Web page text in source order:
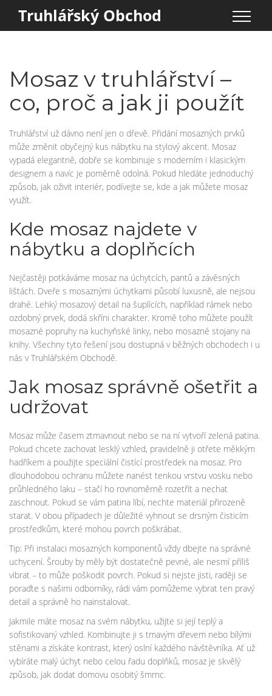
Truhlářský Obchod
Mosaz v truhlářství –
co, proč a jak ji použít
Truhlářství už dávno není jen o dřevě. Přidání mosazných prvků
může změnit obyčejný kus nábytku na stylový akcent. Mosaz
vypadá elegantně, dobře se kombinuje s moderním i klasickým
designem a navíc je poměrně odolná. Pokud hledáte jednoduchý
způsob, jak oživit interiér, podívejte se, kde a jak můžete mosaz
využít.
Kde mosaz najdete v
nábytku a doplňcích
Nejčastěji potkáváme mosaz na úchytcích, pantů a závěsných
lištách. Dveře s mosaznými úchytkami působí luxusně, ale nejsou
drahé. Lehký mosazový detail na šuplících, například rámek nebo
ozdobný prvek, dodá skříni charakter. Kromě toho můžete použít
mosazné popruhy na kuchyňské linky, nebo mosazné stojany na
knihy. Všechny tyto řešení jsou dostupná v běžných obchodech i u
nás v Truhlářském Obchodě.
Jak mosaz správně ošetřit a
udržovat
Mosaz může časem ztmavnout nebo se na ní vytvoří zelená patina.
Pokud chcete zachovat lesklý vzhled, pravidelně ji otřete měkkým
hadříkem a použijte speciální čistící prostředek na mosaz. Pro
dlouhodobou ochranu můžete nanést tenkou vrstvu vosku nebo
průhledného laku – stačí ho rovnoměrně rozetřít a nechat
zaschnout. Pokud se vám patina líbí, nechte materiál přirozeně
starat. V obou případech je důležité vyhnout se drsným čisticím
prostředkům, které mohou povrch poškrábat.
Tip: Při instalaci mosazných komponentů vždy dbejte na správné
uchycení. Šrouby by měly být dostatečně pevné, ale nesmí příliš
vibrat – to může poškodit povrch. Pokud si nejste jisti, raději se
poraďte s našimi odborníky, rádi vám pomůžeme vybrat ten pravý
detail a správně ho nainstalovat.
Jakmile máte mosaz na svém nábytku, užijte si její teplý a
sofistikovaný vzhled. Kombinujte ji s tmavým dřevem nebo bílými
stěnami a získáte kontrast, který oslní každého návštěvníka. Ať už
vybíráte malý úchyt nebo celou řadu doplňků, mosaz je skvělý
způsob, jak dodat domovu osobitý šmrnc.